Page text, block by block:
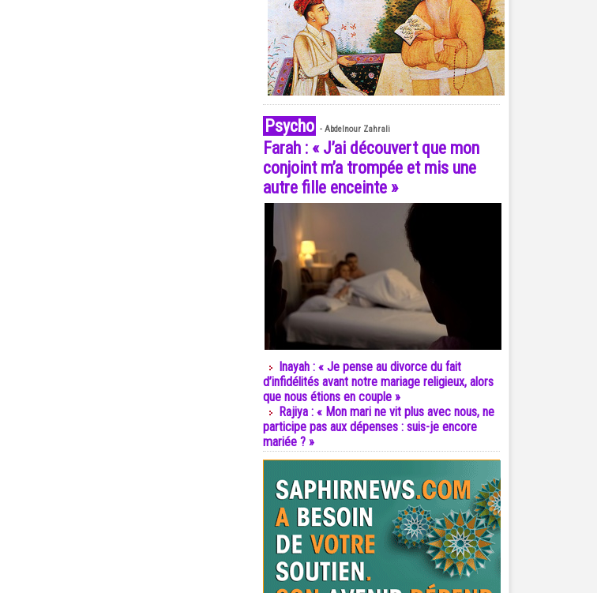
Psycho - Abdelnour Zahrali
Farah : « J’ai découvert que mon
conjoint m’a trompée et mis une
autre fille enceinte »
Inayah : « Je pense au divorce du fait
d’infidélités avant notre mariage religieux, alors
que nous étions en couple »
Rajiya : « Mon mari ne vit plus avec nous, ne
participe pas aux dépenses : suis-je encore
mariée ? »